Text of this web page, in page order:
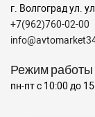
г. Волгоград ул.
+7(962)760-02-00
Режим работы
пн-пт с 10:00 до